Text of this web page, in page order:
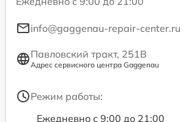
info@gaggenau-repair-center.ru
Павловский тракт, 251В
Адрес сервисного центра Gaggenau
Режим работы:
Ежедневно с 9:00 до 21:00